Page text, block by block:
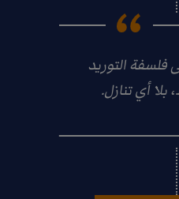
التوريد
أي تنازل.